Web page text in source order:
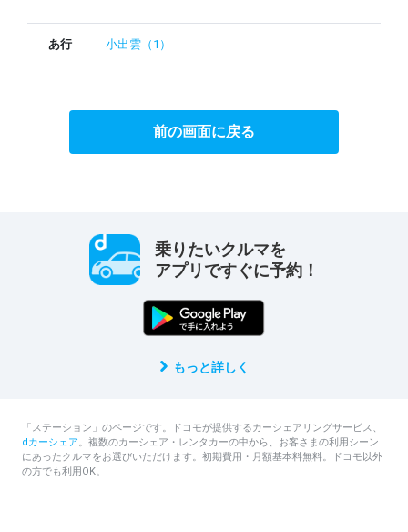
あ行 小出雲（1）
前の画面に戻る
乗りたいクルマを
アプリですぐに予約！
もっと詳しく
「ステーション」のページです。ドコモが提供するカーシェアリングサービス、
dカーシェア。複数のカーシェア・レンタカーの中から、お客さまの利用シーン
にあったクルマをお選びいただけます。初期費用・月額基本料無料。ドコモ以外
の方でも利用OK。